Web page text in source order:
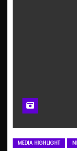
MEDIA HIGHLIGHT